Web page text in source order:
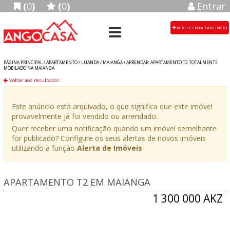
(0) (0) Entrar
ACRESCENTAR ANÚNCIO
PÁGINA PRINCIPAL /APARTAMENTO/ LUANDA/ MAIANGA/ARRENDAR: APARTAMENTO T2 TOTALMENTE
MOBILADO NA MAIANGA
Voltar aos resultados
Este anúncio está arquivado, o que significa que este imóvel
provavelmente já foi vendido ou arrendado.
Quer receber uma notificação quando um imóvel semelhante
for publicado? Configure os seus alertas de novos imóveis
utilizando a função Alerta de Imóveis
1 300 000 AKZ
APARTAMENTO T2 EM MAIANGA